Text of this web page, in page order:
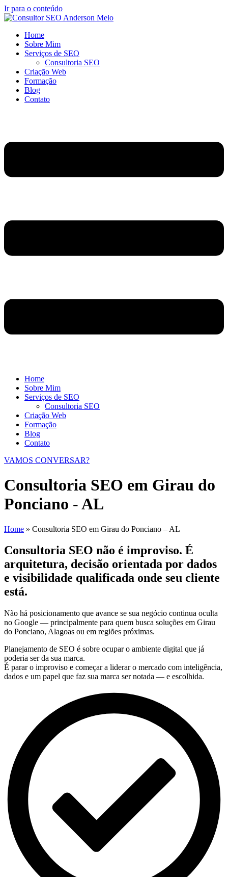
Ir para o conteúdo
Home
Sobre Mim
Serviços de SEO
Consultoria SEO
Criação Web
Formação
Blog
Contato
Home
Sobre Mim
Serviços de SEO
Consultoria SEO
Criação Web
Formação
Blog
Contato
VAMOS CONVERSAR?
Consultoria SEO em Girau do
Ponciano - AL
Home » Consultoria SEO em Girau do Ponciano – AL
Consultoria SEO não é improviso. É
arquitetura, decisão orientada por dados
e visibilidade qualificada onde seu cliente
está.
Não há posicionamento que avance se sua negócio continua oculta
no Google — principalmente para quem busca soluções em Girau
do Ponciano, Alagoas ou em regiões próximas.
Planejamento de SEO é sobre ocupar o ambiente digital que já
poderia ser da sua marca.
É parar o improviso e começar a liderar o mercado com inteligência,
dados e um papel que faz sua marca ser notada — e escolhida.